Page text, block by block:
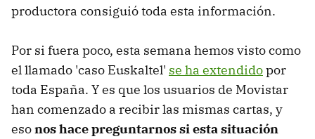
productora consiguió toda esta información.
Por si fuera poco, esta semana hemos visto como
el llamado 'caso Euskaltel' se ha extendidopor
toda España. Y es que los usuarios de Movistar
han comenzado a recibir las mismas cartas, y
esonos hace preguntarnos si esta situación